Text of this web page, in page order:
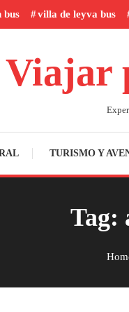
bus villa de leyva bus
Viajar
TURISMO Y
Tag: